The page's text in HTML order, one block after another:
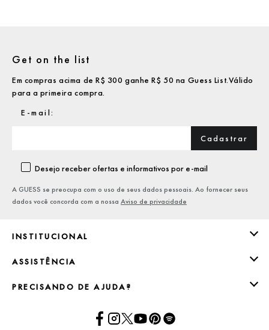
INSTITUCIONAL
ASSISTÊNCIA
PRECISANDO DE AJUDA?
Get on the list
Em compras acima de R$ 300 ganhe R$ 50 na Guess List.Válido
para a primeira compra.
Cadastrar
Desejo receber ofertas e informativos por e-mail
A GUESS se preocupa com o uso de seus dados pessoais. Ao fornecer seus
dados você concorda com a nossa Aviso de privacidade